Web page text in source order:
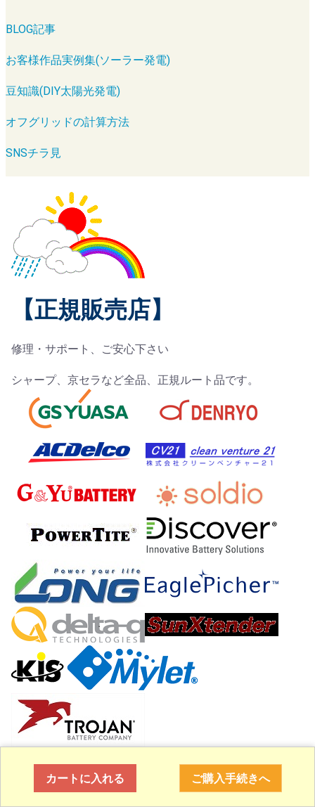
BLOG記事
お客様作品実例集(ソーラー発電)
豆知識(DIY太陽光発電)
オフグリッドの計算方法
SNSチラ見
【正規販売店】
修理・サポート、ご安心下さい
シャープ、京セラなど全品、正規ルート品です。
さいたま商工会議所
カートに入れる ご購入手続きへ